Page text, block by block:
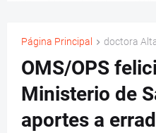
Página Principal doctora
OMS/OPS
Ministerio de
aportes a